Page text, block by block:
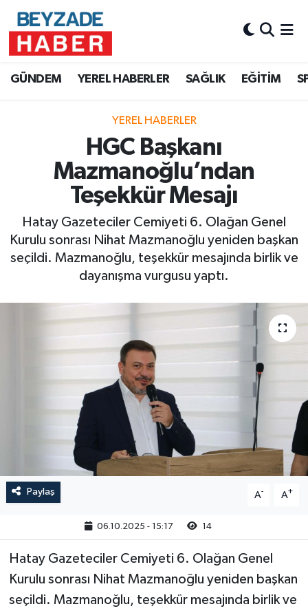
GÜNDEM YEREL HABERLER SAĞLIK EĞİTİM
YEREL HABERLER
HGC Başkanı
Mazmanoğlu’ndan
Teşekkür Mesajı
Hatay Gazeteciler Cemiyeti 6. Olağan Genel
Kurulu sonrası Nihat Mazmanoğlu yeniden başkan
seçildi. Mazmanoğlu, teşekkür mesajında birlik ve
dayanışma vurgusu yaptı.
Paylaş A- A+
06.10.2025 - 15:17 14
Hatay Gazeteciler Cemiyeti 6. Olağan Genel
Kurulu sonrası Nihat Mazmanoğlu yeniden başkan
seçildi. Mazmanoğlu, teşekkür mesajında birlik ve
Hava Durumu
Süper Lig Puan Durumu ve Fikstür
Tüm Manşetler
Son Dakika Haberleri
Haber Arşivi